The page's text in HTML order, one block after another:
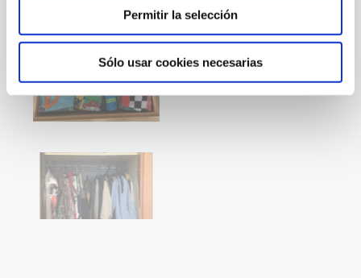
Transforma OP(responsable de tus datos) usa cookies,
propias y de terceros. Las necesarias para el
funcionamiento del sitio web se instalan
automáticamente, y las demás, que personalizan el
contenido, nos permiten hacer publicidad y anuncios de
apruebas? Si quieres más información puedes ver
la política de privacidad o la política de cookies.
Permitir la selección
Sólo usar cookies necesarias